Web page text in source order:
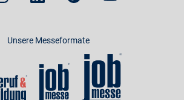
Unsere Messeformate